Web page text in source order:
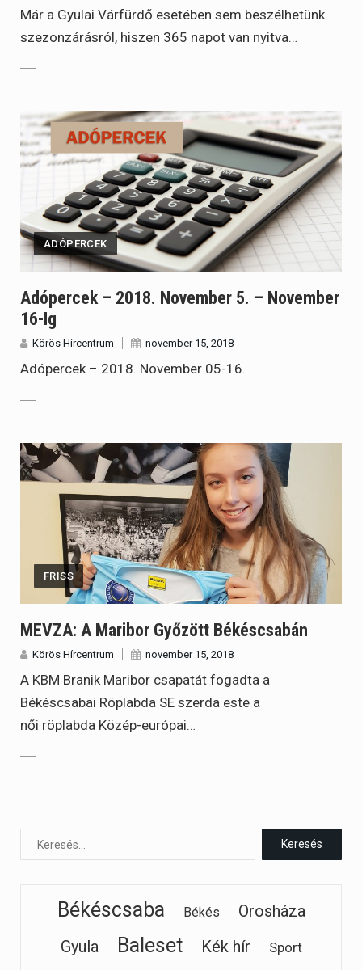
Már a Gyulai Várfürdő esetében sem beszélhetünk
szezonzárásról, hiszen 365 napot van nyitva…
ADÓPERCEK
Adópercek – 2018. November 5. – November
16-Ig
Körös Hírcentrum november 15, 2018
Adópercek – 2018. November 05-16.
FRISS
MEVZA: A Maribor Győzött Békéscsabán
Körös Hírcentrum november 15, 2018
A KBM Branik Maribor csapatát fogadta a
Békéscsabai Röplabda SE szerda este a
női röplabda Közép-európai…
Békéscsaba Békés
Orosháza
Gyula
Baleset Kék hír Sport